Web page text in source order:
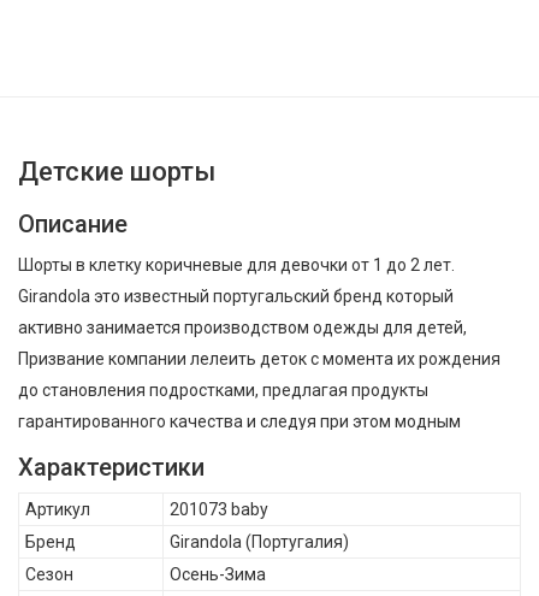
Детские шорты
Описание
Шорты в клетку коричневые для девочки от 1 до 2 лет.
Girandola это известный португальский бренд который
активно занимается производством одежды для детей,
Призвание компании лелеить деток с момента их рождения
до становления подростками, предлагая продукты
гарантированного качества и следуя при этом модным
Осень-Зима, Состав: 100% хлопок
Характеристики
Артикул
201073 baby
Бренд
Girandola (Португалия)
Сезон
Осень-Зима